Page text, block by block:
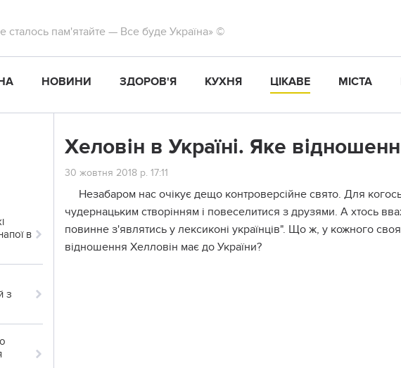
сталось пам'ятайте — Все буде Україна» ©
НОВИНИ ЗДОРОВ'Я КУХНЯ ЦІКАВЕ МІСТА
в
з
Хеловін в Україні. Яке
30 жовтня 2018 р. 17:11
Незабаром нас очікує дещо контроверсійне свято. Для
чудернацьким створінням і повеселитися з друзями. А хтось
повинне з'являтись у лексиконі українців". Що ж, у кожного
відношення Хелловін має до України?